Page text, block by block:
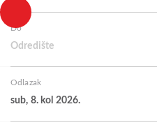
Do
Odredište
Odlazak
sub, 8. kol 2026.